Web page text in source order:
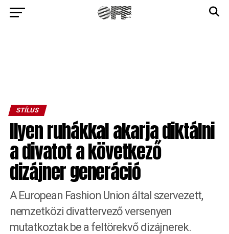
STÍLUS
Ilyen ruhákkal akarja diktálni
a divatot a következő
dizájner generáció
A European Fashion Union által szervezett,
nemzetközi divattervező versenyen
mutatkoztak be a feltörekvő dizájnerek.